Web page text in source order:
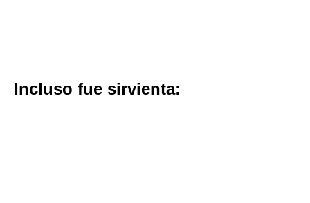
Incluso fue sirvienta: